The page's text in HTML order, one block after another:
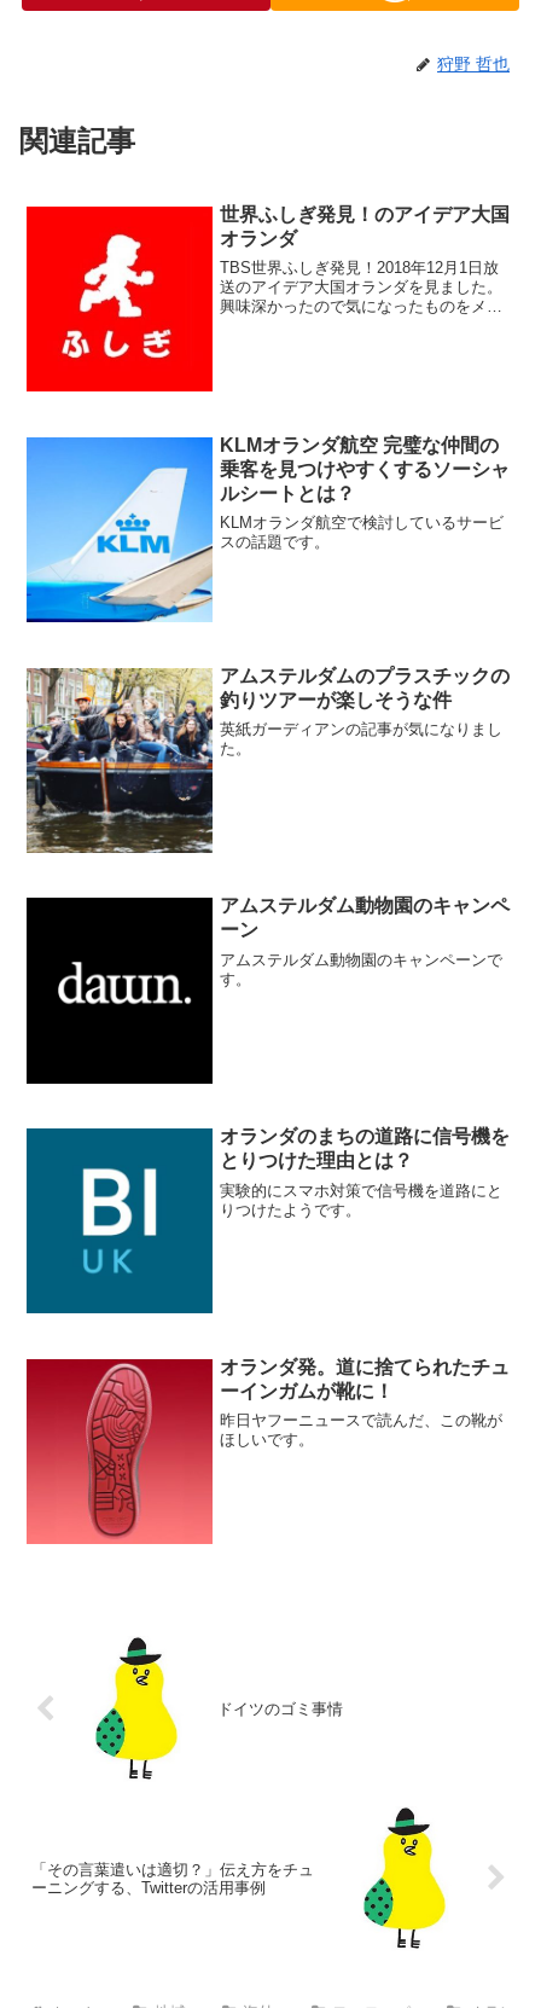
狩野 哲也
関連記事
世界ふしぎ発見！のアイデア大国
オランダ
TBS世界ふしぎ発見！2018年12月1日放
送のアイデア大国オランダを見ました。
興味深かったので気になったものをメモ
KLMオランダ航空 完璧な仲間の
乗客を見つけやすくするソーシャ
ルシートとは？
KLMオランダ航空で検討しているサービ
スの話題です。
アムステルダムのプラスチックの
釣りツアーが楽しそうな件
英紙ガーディアンの記事が気になりまし
た。
アムステルダム動物園のキャンペ
ーン
アムステルダム動物園のキャンペーンで
す。
オランダのまちの道路に信号機を
とりつけた理由とは？
実験的にスマホ対策で信号機を道路にと
りつけたようです。
オランダ発。道に捨てられたチュ
ーインガムが靴に！
昨日ヤフーニュースで読んだ、この靴が
ほしいです。
ドイツのゴミ事情
「その言葉遣いは適切？」伝え方をチュ
ーニングする、Twitterの活用事例